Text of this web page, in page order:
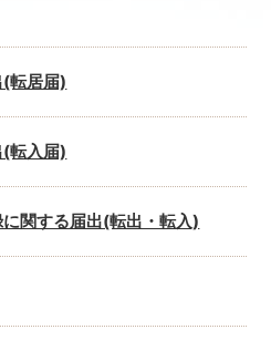
転居届)
転入届)
関する届出(転出・転入)